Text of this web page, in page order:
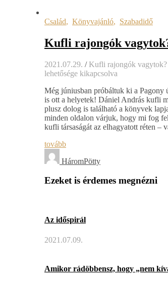
Család, Könyvajánló, Szabadidő
Kufli rajongók
2021.07.29. / Kufli rajongók
lehetősége kikapcsolva
Még júniusban próbáltuk ki a
is ott a helyetek! Dániel András kufli
plusz dolog is található a könyvek
minden oldalon várjuk, hogy mi fog
kufli társaságát az elhagyatott réten
tovább
HáromPötty
Ezeket is érdemes megnézni
Az időspirál
2021.07.09.
Amikor rádöbbensz, hogy „nem